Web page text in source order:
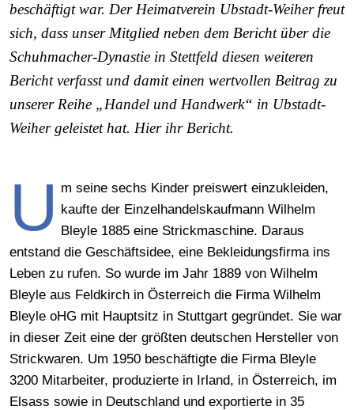
beschäftigt war. Der Heimatverein Ubstadt-Weiher freut
sich, dass unser Mitglied neben dem Bericht über die
Schuhmacher-Dynastie in Stettfeld diesen weiteren
Bericht verfasst und damit einen wertvollen Beitrag zu
unserer Reihe „Handel und Handwerk“ in Ubstadt-
Weiher geleistet hat. Hier ihr Bericht.
U m seine sechs Kinder preiswert einzukleiden,
kaufte der Einzelhandelskaufmann Wilhelm
Bleyle 1885 eine Strickmaschine. Daraus
entstand die Geschäftsidee, eine Bekleidungsfirma ins
Leben zu rufen. So wurde im Jahr 1889 von Wilhelm
Bleyle aus Feldkirch in Österreich die Firma Wilhelm
Bleyle oHG mit Hauptsitz in Stuttgart gegründet. Sie war
in dieser Zeit eine der größten deutschen Hersteller von
Strickwaren. Um 1950 beschäftigte die Firma Bleyle
3200 Mitarbeiter, produzierte in Irland, in Österreich, im
Elsass sowie in Deutschland und exportierte in 35